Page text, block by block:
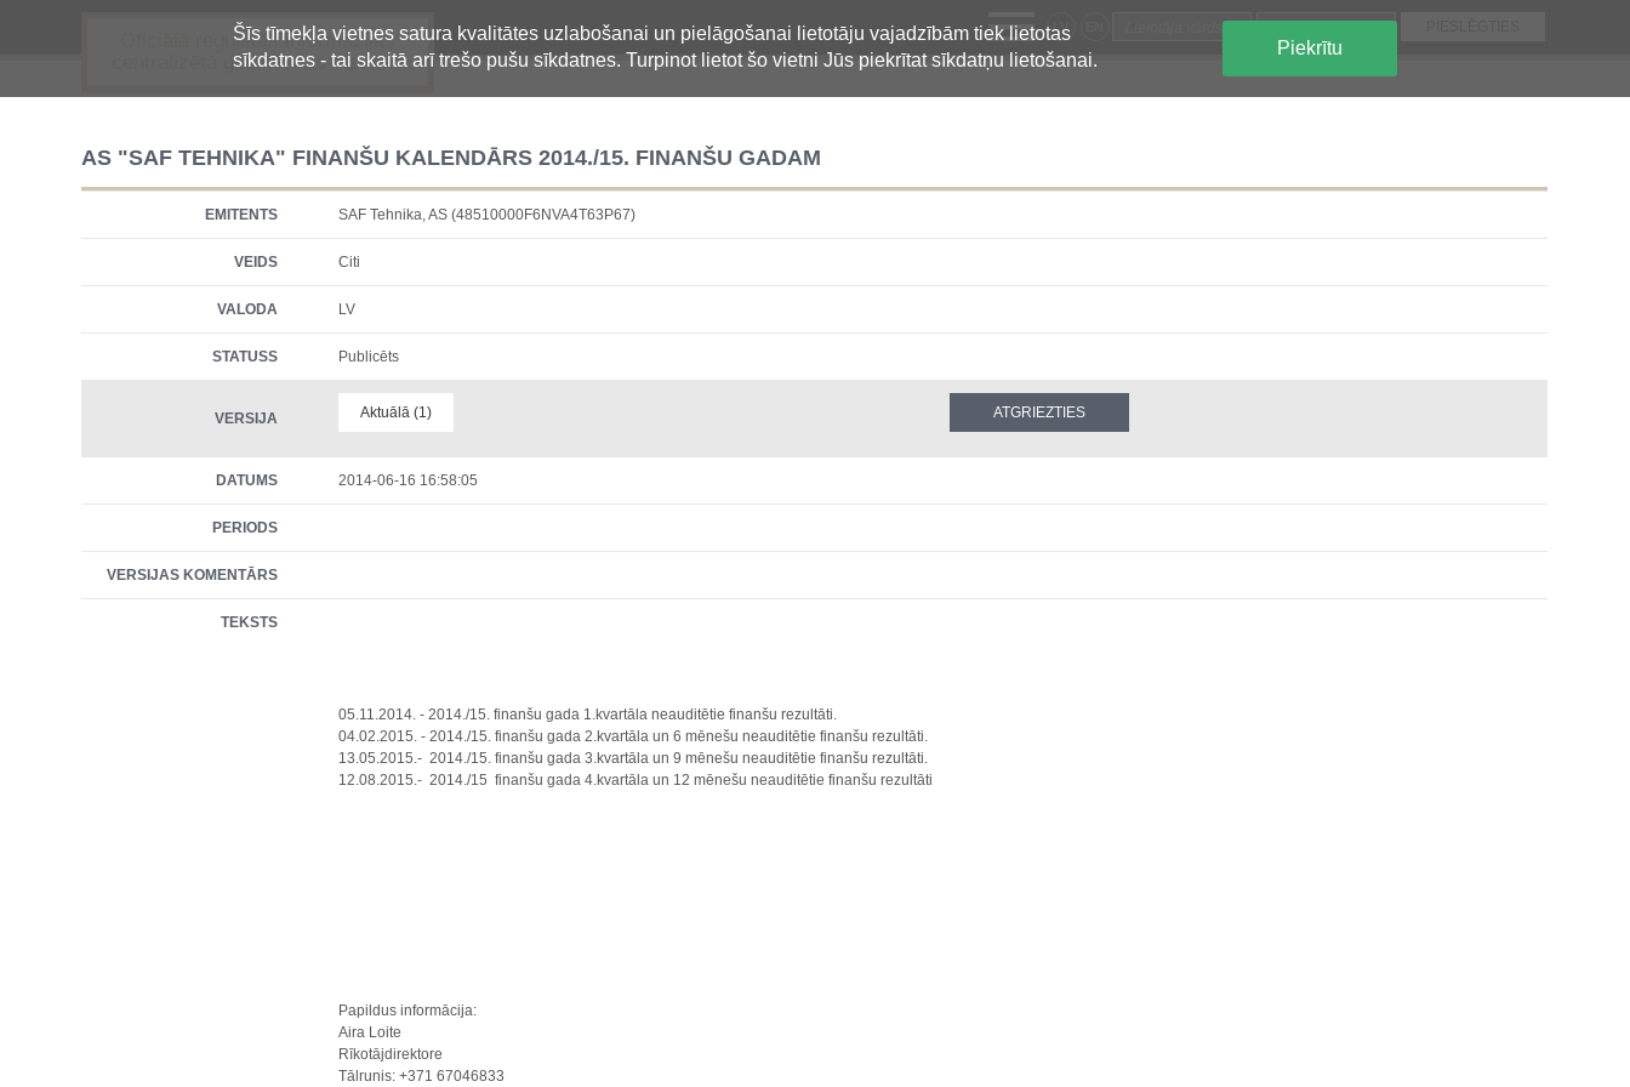
Šīs tīmekļa vietnes satura kvalitātes uzlabošanai un pielāgošanai lietotāju vajadzībām tiek lietotas
sīkdatnes - tai skaitā arī trešo pušu sīkdatnes. Turpinot lietot šo vietni Jūs piekrītat sīkdatņu lietošanai.
Piekrītu
Oficiālā regulētās informācijas
centralizētā glabāšanas sistēma
LV
AS "SAF TEHNIKA" FINANŠU KALENDĀRS 2014./15. FINANŠU GADAM
EMITENTS SAF Tehnika, AS (48510000F6NVA4T63P67)
VEIDS Citi
VALODA LV
STATUSS Publicēts
VERSIJA Aktuālā (1)
DATUMS 2014-06-16 16:58:05
PERIODS
VERSIJAS KOMENTĀRS
TEKSTS
05.11.2014. - 2014./15. finanšu gada 1.kvartāla neauditētie finanšu rezultāti.
04.02.2015. - 2014./15. finanšu gada 2.kvartāla un 6 mēnešu neauditētie finanšu rezultāti.
13.05.2015.- 2014./15. finanšu gada 3.kvartāla un 9 mēnešu neauditētie finanšu rezultāti.
12.08.2015.- 2014./15 finanšu gada 4.kvartāla un 12 mēnešu neauditētie finanšu rezultāti
Papildus informācija:
Aira Loite
Rīkotājdirektore
Tālrunis: +371 67046833